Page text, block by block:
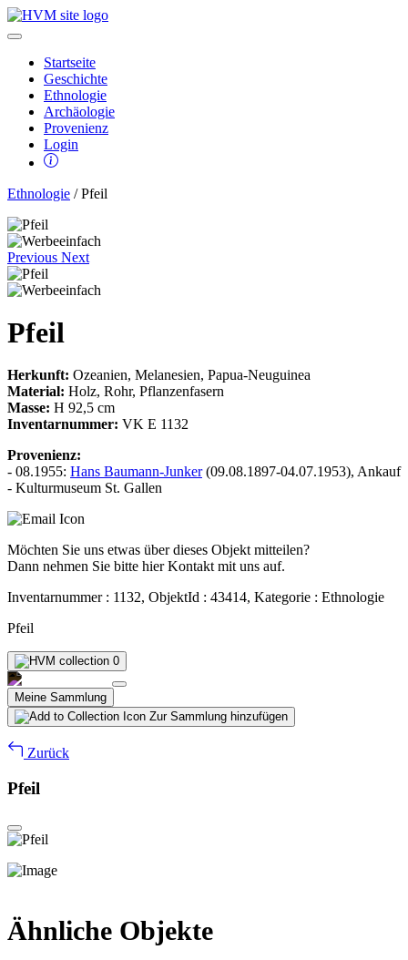
Startseite
Geschichte
Ethnologie
Archäologie
Provenienz
Login
Ethnologie / Pfeil
Previous Next
Pfeil
Herkunft: Ozeanien, Melanesien, Papua-Neuguinea
Material: Holz, Rohr, Pflanzenfasern
Masse: H 92,5 cm
Inventarnummer: VK E 1132
Provenienz:
- 08.1955: Hans Baumann-Junker(09.08.1897-04.07.1953), Ankauf
- Kulturmuseum St. Gallen
Möchten Sie uns etwas über dieses Objekt mitteilen?
Dann nehmen Sie bitte hier Kontakt mit uns auf.
Inventarnummer : 1132, ObjektId : 43414, Kategorie : Ethnologie
Pfeil
0
Meine Sammlung
Zur Sammlung hinzufügen
Zurück
Pfeil
Ähnliche Objekte